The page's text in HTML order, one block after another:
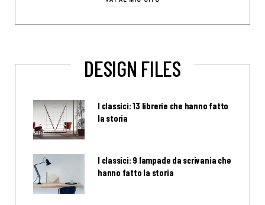
DESIGN FILES
I classici: 13 librerie che hanno fatto
la storia
I classici: 9 lampade da scrivania che
hanno fatto la storia